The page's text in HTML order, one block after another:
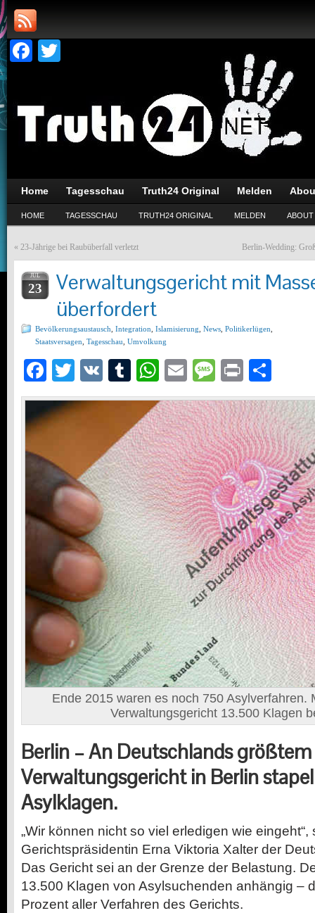
Facebook
Home Tagesschau Truth24 Original Melden
HOME TAGESSCHAU TRUTH24 ORIGINAL MELDEN ABOUT
« 23-Jährige bei Raubüberfall verletzt Berlin-Wedding:
JUL
23
Verwaltungsgericht mit
überfordert
Bevölkerungsaustausch Integration Islamisierung News Politikerlügen
Staatsversagen Tagesschau Umvolkung
Facebook
Twitter
VK Tumblr
WhatsApp
EmailMessage
Print
Ende 2015 waren es noch 750 Asylverfahren.
Verwaltungsgericht 13.500 Klagen
Berlin – An Deutschlands größtem
Verwaltungsgericht in Berlin
Asylklagen.
„Wir können nicht so viel erledigen wie eingeht“,
Gerichtspräsidentin Erna Viktoria Xalter der
Das Gericht sei an der Grenze der Belastung.
13.500 Klagen von Asylsuchenden anhängig –
Prozent aller Verfahren des Gerichts.